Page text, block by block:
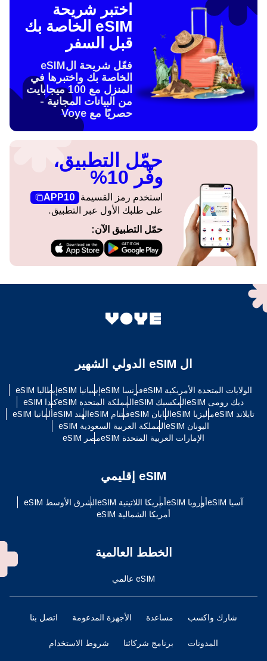
اختبر شريحة
eSIM الخاصة بك
قبل السفر
فعّل شريحة الeSIM
الخاصة بك واختبرها في
المنزل مع 100 ميجابايت
من البيانات المجانية -
حصريًا مع Voye
حمّل التطبيق،
وفّر 10%
استخدم رمز القسيمة
APP10
على طلبك الأول عبر التطبيق.
حمّل التطبيق الآن:
ال eSIM الدولي الشهير
الولايات المتحدة الأمريكية eSIM فرنسا eSIM إسبانيا eSIM
إيطاليا eSIM
ديك رومى eSIM
المكسيك eSIM المملكة المتحدة eSIM
كندا eSIM
تايلاند eSIM
ماليزيا eSIM اليابان eSIM فيتنام eSIM الهند eSIM
ألمانيا eSIM
اليونان eSIM
المملكة العربية السعودية eSIM
الإمارات العربية المتحدة eSIM
مصر eSIM
eSIM إقليمي
آسيا eSIM أوروبا eSIM أمريكا اللاتينية eSIM
الشرق الأوسط eSIM
أمريكا الشمالية eSIM
الخطط العالمية
eSIM عالمي
شارك واكسب مساعدة الأجهزة المدعومة اتصل بنا
المدونات برنامج شركائنا شروط الاستخدام